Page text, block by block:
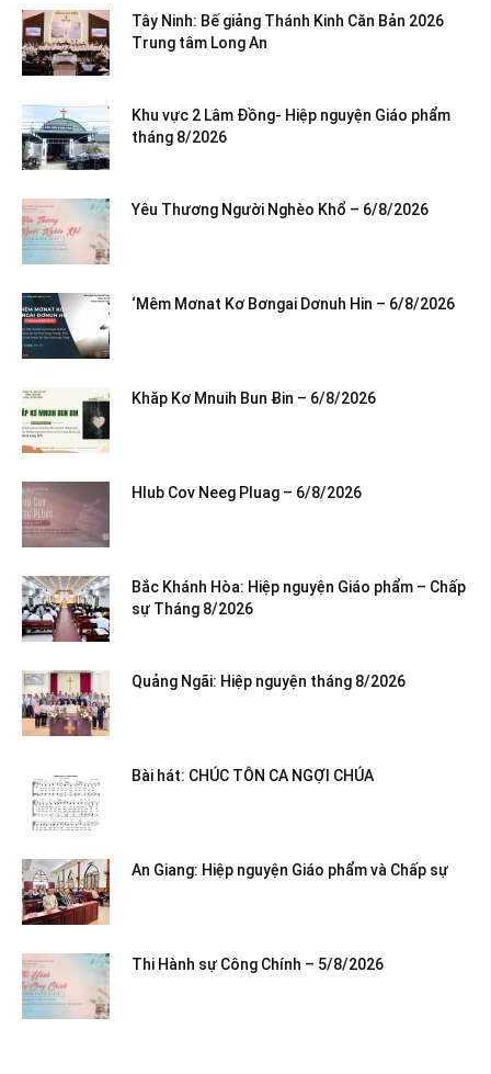
Tây Ninh: Bế giảng Thánh Kinh Căn Bản 2026
Trung tâm Long An
Khu vực 2 Lâm Đồng- Hiệp nguyện Giáo phẩm
tháng 8/2026
Yêu Thương Người Nghèo Khổ – 6/8/2026
‘Mêm Mơnat Kơ Bơngai Dơnuh Hin – 6/8/2026
Khăp Kơ Mnuih Bun Ƀin – 6/8/2026
Hlub Cov Neeg Pluag – 6/8/2026
Bắc Khánh Hòa: Hiệp nguyện Giáo phẩm – Chấp
sự Tháng 8/2026
Quảng Ngãi: Hiệp nguyện tháng 8/2026
Bài hát: CHÚC TÔN CA NGỢI CHÚA
An Giang: Hiệp nguyện Giáo phẩm và Chấp sự
Thi Hành sự Công Chính – 5/8/2026